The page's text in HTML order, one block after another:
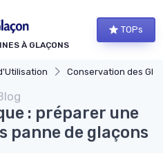
À GLAÇONS
TOPs
Conservation des
: préparer une
panne de glaçons